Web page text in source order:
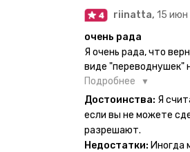
рисунок начнёт
riinatta, 15
очень рада
Я очень рада, что
виде "переводнушек"
после душа вообще
проявился и все ещё
много переводных
Подробнее
Достоинства: Я
если вы не можете
разрешают.
Недостатки: Иногда